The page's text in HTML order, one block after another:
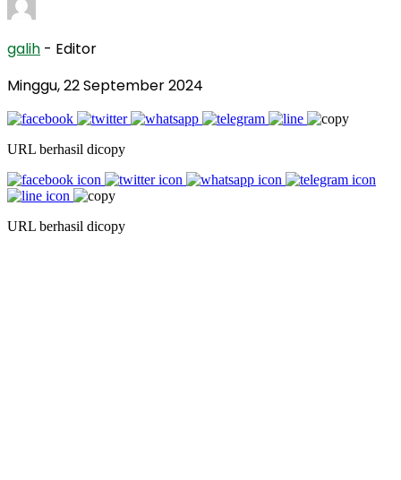
galih - Editor
Minggu, 22 September 2024
URL berhasil dicopy
URL berhasil dicopy